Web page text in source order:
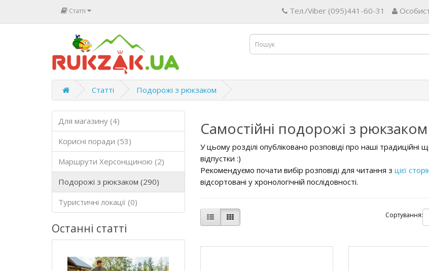
Статті Тел./Viber (095)441-60-31
Статті Подорожі з рюкзаком
Для магазину (4)
Корисні поради (53)
Маршрути Херсонщиною (2)
Подорожі з рюкзаком (290)
Туристичні локації (0)
Останні статті
Самостійні подорожі з рюкзаком
У цьому розділі опубліковано розповіді про наші традиційні
відпустки :)
Рекомендуємо почати вибір розповіді для читання з цієї
відсортовані у хронологічній послідовності.
Сортування: